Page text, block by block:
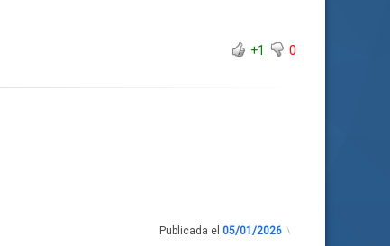
+1
0
Publicada el 05/01/2026